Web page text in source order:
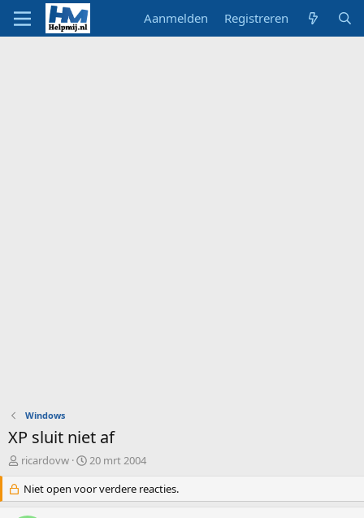
Aanmelden Registreren
Windows
XP sluit niet af
O
d
e
ricardovw
S
a
r
20 mrt 2004
Niet open voor verdere reacties.